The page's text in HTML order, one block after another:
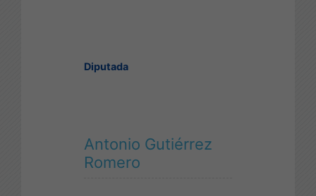
Antonio Gutiérrez
Romero